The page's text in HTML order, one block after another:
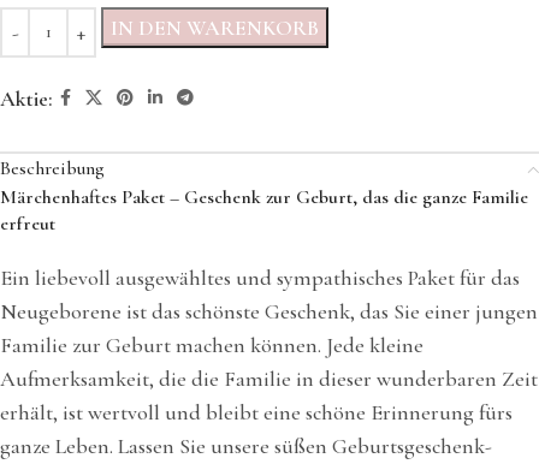
IN DEN WARENKORB
Aktie:
Beschreibung
Märchenhaftes Paket – Geschenk zur Geburt, das die ganze Familie
erfreut
Ein liebevoll ausgewähltes und sympathisches Paket für das
Neugeborene ist das schönste Geschenk, das Sie einer jungen
Familie zur Geburt machen können. Jede kleine
Aufmerksamkeit, die die Familie in dieser wunderbaren Zeit
erhält, ist wertvoll und bleibt eine schöne Erinnerung fürs
ganze Leben. Lassen Sie unsere süßen Geburtsgeschenk-